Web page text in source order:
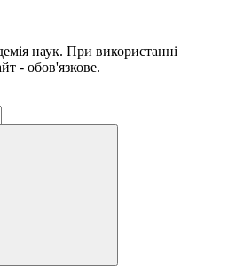
наук. При використанні
- обов'язкове.